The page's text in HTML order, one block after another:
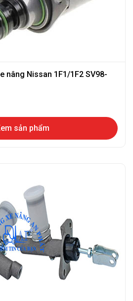
nâng Nissan 1F1/1F2 SV98-
sản phẩm